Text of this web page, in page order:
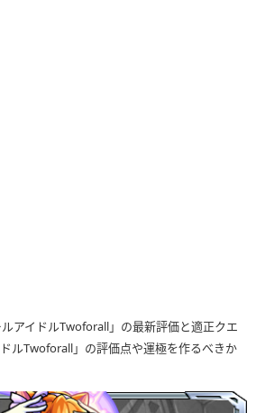
アイドルTwoforall」の最新評価と適正クエ
ルTwoforall」の評価点や運極を作るべきか